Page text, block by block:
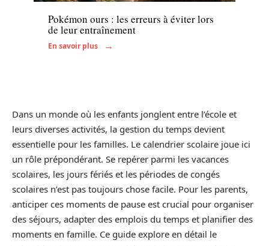
Pokémon ours : les erreurs à éviter lors
de leur entraînement
En savoir plus
Dans un monde où les enfants jonglent entre l’école et
leurs diverses activités, la gestion du temps devient
essentielle pour les familles. Le calendrier scolaire joue ici
un rôle prépondérant. Se repérer parmi les vacances
scolaires, les jours fériés et les périodes de congés
scolaires n’est pas toujours chose facile. Pour les parents,
anticiper ces moments de pause est crucial pour organiser
des séjours, adapter des emplois du temps et planifier des
moments en famille. Ce guide explore en détail le